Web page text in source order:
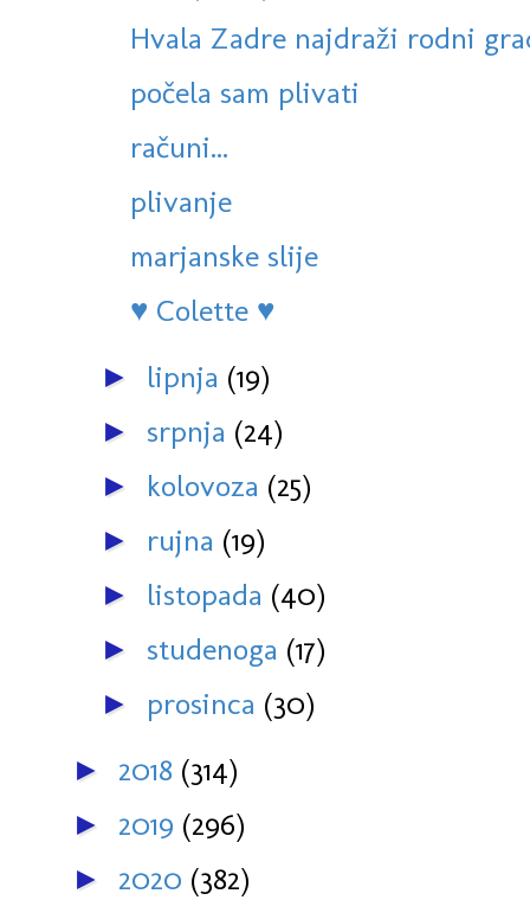
Hvala Zadre najdraži rodni
počela sam plivati
računi...
plivanje
marjanske slije
♥ Colette ♥
► lipnja (19)
► srpnja (24)
► kolovoza (25)
► rujna (19)
► listopada (40)
► studenoga (17)
► prosinca (30)
► 2018 (314)
► 2019 (296)
► 2020 (382)